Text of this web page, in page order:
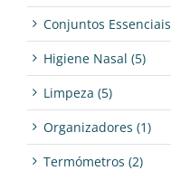
Conjuntos Essenciais
Higiene Nasal (5)
Limpeza (5)
Organizadores (1)
Termómetros (2)